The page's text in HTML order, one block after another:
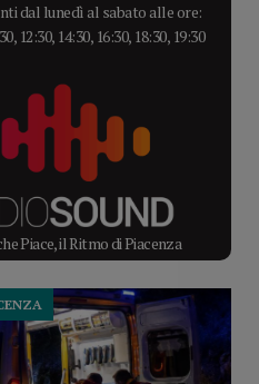
dal lunedì al sabato alle ore:
12:30, 14:30, 16:30, 18:30, 19:30
Piace, il Ritmo di Piacenza